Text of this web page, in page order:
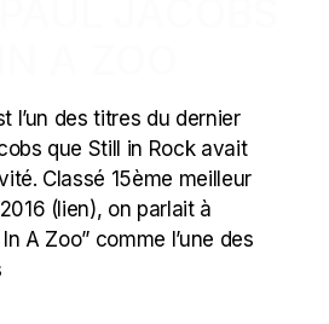
l’un des titres du dernier
que Still in Rock avait
Classé 15ème meilleur
(lien), on parlait à
In A Zoo” comme l’une des